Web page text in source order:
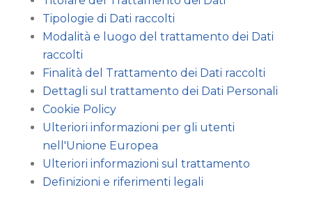
Tipologie di Dati raccolti
Modalità e luogo del trattamento dei Dati
raccolti
Finalità del Trattamento dei Dati raccolti
Dettagli sul trattamento dei Dati Personali
Cookie Policy
Ulteriori informazioni per gli utenti
nell'Unione Europea
Ulteriori informazioni sul trattamento
Definizioni e riferimenti legali